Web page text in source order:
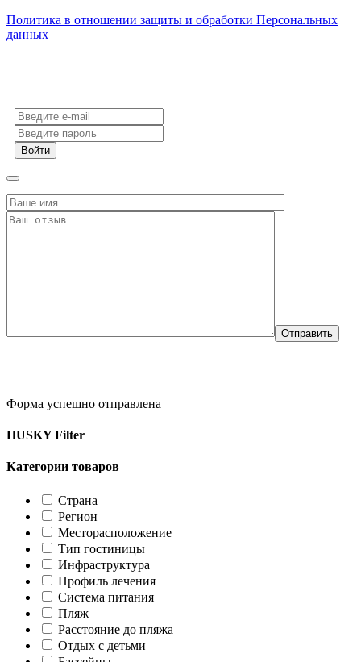
Политика в отношении защиты и обработки Персональных
данных
Войти
Форма успешно отправлена
HUSKY Filter
Категории товаров
Страна
Регион
Месторасположение
Тип гостиницы
Инфраструктура
Профиль лечения
Система питания
Пляж
Расстояние до пляжа
Отдых с детьми